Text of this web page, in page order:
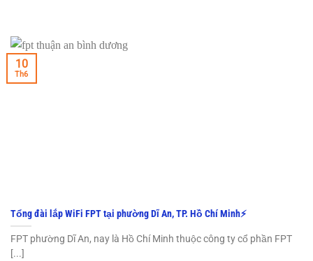
Tổng đài lắp WiFi FPT tại phường Dĩ An, TP. Hồ Chí Minh⚡️
FPT phường Dĩ An, nay là Hồ Chí Minh thuộc công ty cổ phần FPT
[...]
10
Th6